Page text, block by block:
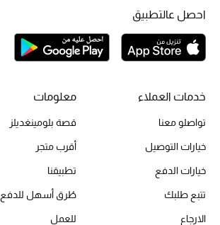
تسوقوا الأحذية
خصومات
جميع مستحضرات الجمال
خدمات العملاء
تواصلو معنا
خيارات التوصيل
خيارات الدفع
تتبع طلبك
الارجاع
معلومات
قصة بلومينغديلز
أقرب متجر
تطبيقنا
طُرق أسهل للدفع
للعمل
احصل عالتطبيق